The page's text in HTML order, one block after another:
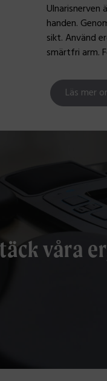
handen.
sikt. Använd
smärtfri arm.
Läs mer
våra